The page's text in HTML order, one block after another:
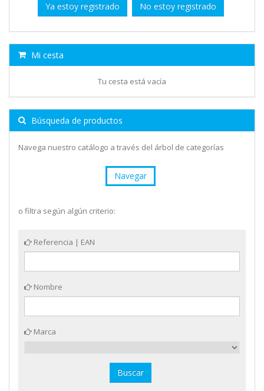
Ya estoy registrado No estoy registrado
Mi cesta
Tu cesta está vacía
Búsqueda de productos
Navega nuestro catálogo a través del árbol de categorías
Navegar
o filtra según algún criterio:
Referencia | EAN
Nombre
Marca